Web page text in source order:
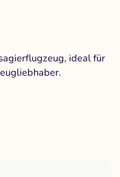
ideal für